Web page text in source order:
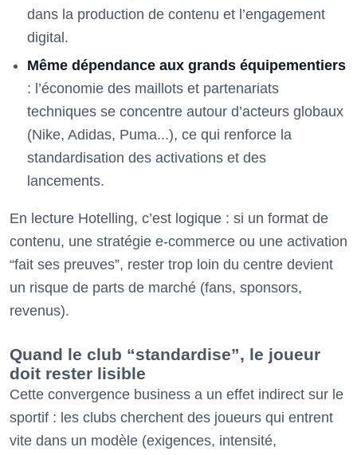
dans la production de contenu et l’engagement
digital.
Même dépendance aux grands équipementiers
: l’économie des maillots et partenariats
techniques se concentre autour d’acteurs globaux
(Nike, Adidas, Puma...), ce qui renforce la
standardisation des activations et des
lancements.
En lecture Hotelling, c’est logique : si un format de
contenu, une stratégie e-commerce ou une activation
“fait ses preuves”, rester trop loin du centre devient
un risque de parts de marché (fans, sponsors,
revenus).
Quand le club “standardise”, le joueur
doit rester lisible
Cette convergence business a un effet indirect sur le
sportif : les clubs cherchent des joueurs qui entrent
vite dans un modèle (exigences, intensité,